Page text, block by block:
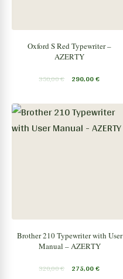
Oxford S Red Typewriter –
AZERTY
350,00€ 290,00€
Brother 210 Typewriter with User
Manual – AZERTY
320,00€ 275,00€